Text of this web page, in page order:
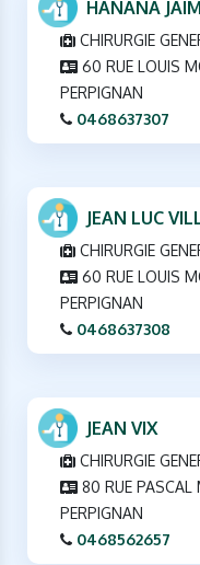
HANANA
CHIRURGIE
60 RUE LOUIS
PERPIGNAN
0468637307
JEAN LUC
CHIRURGIE
60 RUE LOUIS
PERPIGNAN
0468637308
JEAN VIX
CHIRURGIE
80 RUE
PERPIGNAN
0468562657